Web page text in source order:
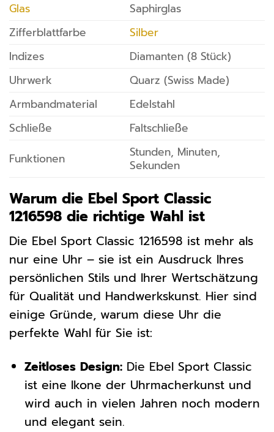
Glas
Saphirglas
Zifferblattfarbe
Silber
Indizes
Diamanten (8 Stück)
Uhrwerk
Quarz (Swiss Made)
Armbandmaterial
Edelstahl
Schließe
Faltschließe
Funktionen
Stunden, Minuten,
Sekunden
Warum die Ebel Sport Classic
1216598 die richtige Wahl ist
Die Ebel Sport Classic 1216598 ist mehr als
nur eine Uhr – sie ist ein Ausdruck Ihres
persönlichen Stils und Ihrer Wertschätzung
für Qualität und Handwerkskunst. Hier sind
einige Gründe, warum diese Uhr die
perfekte Wahl für Sie ist:
Zeitloses Design:Die Ebel Sport Classic
ist eine Ikone der Uhrmacherkunst und
wird auch in vielen Jahren noch modern
und elegant sein.